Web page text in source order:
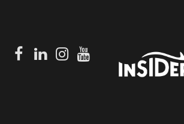
Facebook
LinkedIn
Instagram
Youtube